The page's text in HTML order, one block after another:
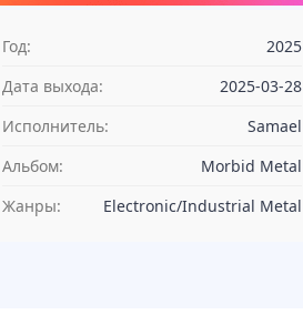
Год:
2025
Дата выхода:
2025-03-28
Исполнитель:
Samael
Альбом:
Morbid Metal
Жанры:
Electronic/Industrial Metal